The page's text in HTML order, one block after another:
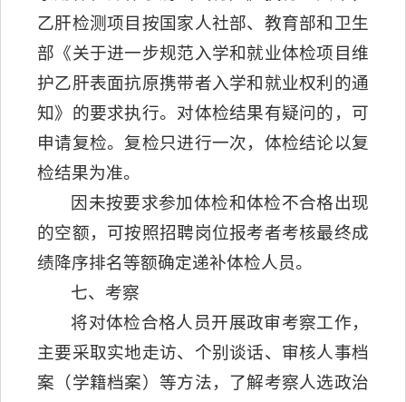
乙肝检测项目按国家人社部、教育部和卫生
部《关于进一步规范入学和就业体检项目维
护乙肝表面抗原携带者入学和就业权利的通
知》的要求执行。对体检结果有疑问的，可
申请复检。复检只进行一次，体检结论以复
检结果为准。
因未按要求参加体检和体检不合格出现
的空额，可按照招聘岗位报考者考核最终成
绩降序排名等额确定递补体检人员。
七、考察
将对体检合格人员开展政审考察工作，
主要采取实地走访、个别谈话、审核人事档
案（学籍档案）等方法，了解考察人选政治